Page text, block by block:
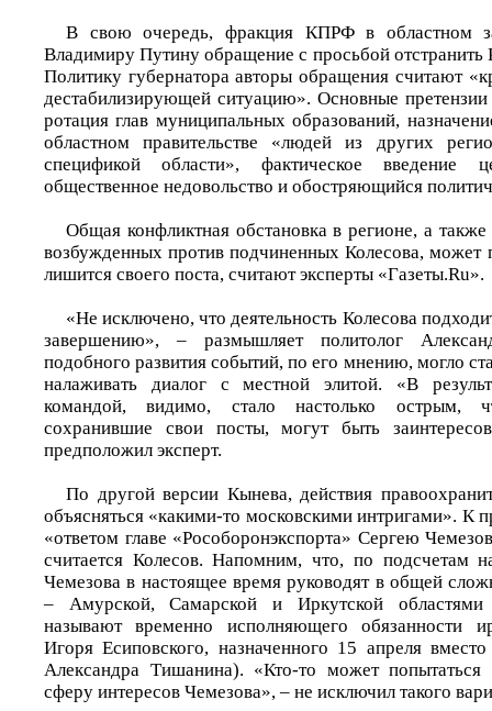
В свою очередь, фракция КПРФ в областном
Владимиру Путину обращение с просьбой отстранить
Политику губернатора авторы обращения считают
дестабилизирующей ситуацию». Основные
ротация глав муниципальных образований,
областном правительстве «людей из других
спецификой области», фактическое введение
общественное недовольство и обостряющийся
Общая конфликтная обстановка в регионе, а
возбужденных против подчиненных Колесова, может
лишится своего поста, считают эксперты «Газеты.Ru».
«Не исключено, что деятельность Колесова
завершению», – размышляет политолог
подобного развития событий, по его мнению, могло
налаживать диалог с местной элитой. «В
командой, видимо, стало настолько острым,
сохранившие свои посты, могут быть
предположил эксперт.
По другой версии Кынева, действия
объясняться «какими-то московскими интригами». К
«ответом главе «Рособоронэкспорта» Сергею
считается Колесов. Напомним, что, по подсчетам
Чемезова в настоящее время руководят в общей
– Амурской, Самарской и Иркутской областями
называют временно исполняющего обязанности
Игоря Есиповского, назначенного 15 апреля
Александра Тишанина). «Кто-то может попытаться
сферу интересов Чемезова», – не исключил такого